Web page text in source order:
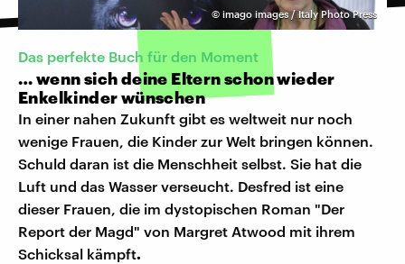
© imago images / Italy Photo Press
Das perfekte Buch für den Moment
… wenn sich deine Eltern schon wieder
Enkelkinder wünschen
In einer nahen Zukunft gibt es weltweit nur noch
wenige Frauen, die Kinder zur Welt bringen können.
Schuld daran ist die Menschheit selbst. Sie hat die
Luft und das Wasser verseucht. Desfred ist eine
dieser Frauen, die im dystopischen Roman "Der
Report der Magd" von Margret Atwood mit ihrem
Schicksal kämpft.